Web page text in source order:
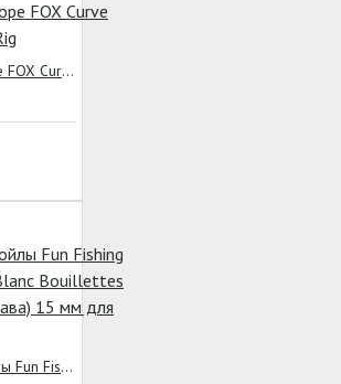
Поводок в сборе FOX Curve Short Fluoro D-Rig
Плавающие бойлы Fun Fishing Pop Ups Amour Blanc Bouillettes Herbe/Gazon (Трава) 15 мм для ловли амура